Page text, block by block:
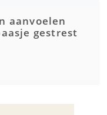
aanvoelen
gestrest